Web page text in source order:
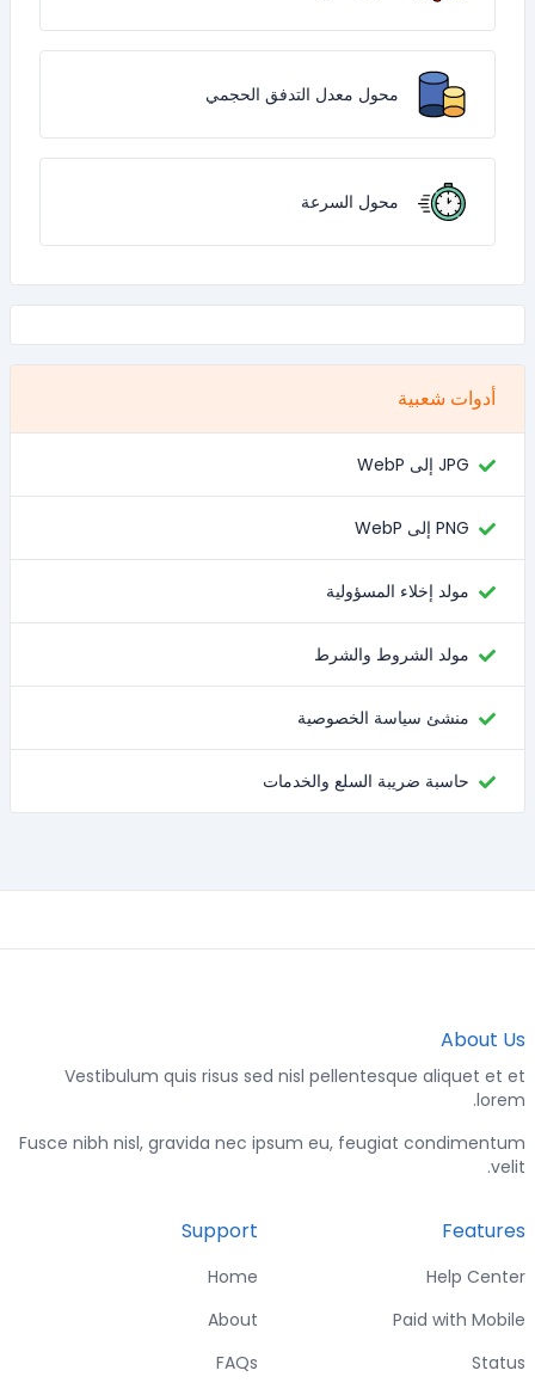
محول معدل التدفق الحجمي
محول السرعة
أدوات شعبية
JPG إلى WebP
PNG إلى WebP
مولد إخلاء المسؤولية
مولد الشروط والشرط
منشئ سياسة الخصوصية
حاسبة ضريبة السلع والخدمات
About Us
Vestibulum quis risus sed nisl pellentesque aliquet et et
lorem.
Fusce nibh nisl, gravida nec ipsum eu, feugiat condimentum
velit.
Features
Help Center
Paid with Mobile
Status
Support
Home
About
FAQs